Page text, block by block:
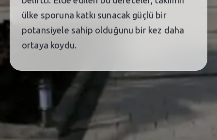
ülke sporuna katkı sunacak güçlü bir
potansiyele sahip olduğunu bir kez daha
ortaya koydu.